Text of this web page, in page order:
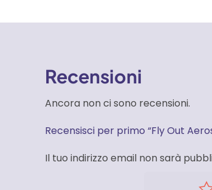
Recensioni
Ancora non ci sono recensioni.
Recensisci per primo “Fly Out
Il tuo indirizzo email non sarà